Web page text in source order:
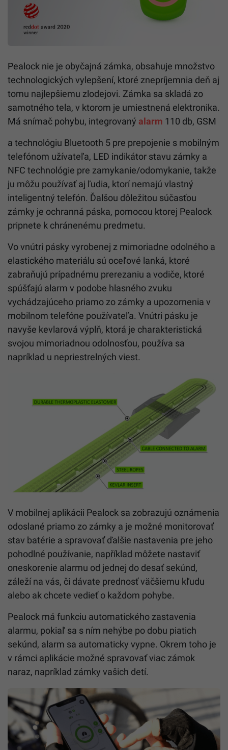
Pealock nie je obyčajná zámka, obsahuje množstvo
technologických vylepšení, ktoré znepríjemnia deň aj
tomu najlepšiemu zlodejovi. Zámka sa skladá zo
samotného tela, v ktorom je umiestnená elektronika.
Má snímač pohybu, integrovaný alarm 110 db, GSM
a technológiu Bluetooth 5 pre prepojenie s mobilným
telefónom užívateľa, LED indikátor stavu zámky a
NFC technológie pre zamykanie/odomykanie, takže
ju môžu používať aj ľudia, ktorí nemajú vlastný
inteligentný telefón. Ďalšou dôležitou súčasťou
zámky je ochranná páska, pomocou ktorej Pealock
pripnete k chránenému predmetu.
Vo vnútri pásky vyrobenej z mimoriadne odolného a
elastického materiálu sú oceľové lanká, ktoré
zabraňujú prípadnému prerezaniu a vodiče, ktoré
spúšťajú alarm v podobe hlasného zvuku
vychádzajúceho priamo zo zámky a upozornenia v
mobilnom telefóne používateľa. Vnútri pásku je
navyše kevlarová výplň, ktorá je charakteristická
svojou mimoriadnou odolnosťou, používa sa
napríklad u nepriestrelných viest.
V mobilnej aplikácii Pealock sa zobrazujú oznámenia
odoslané priamo zo zámky a je možné monitorovať
stav batérie a spravovať ďalšie nastavenia pre jeho
pohodlné používanie, například môžete nastaviť
oneskorenie alarmu od jednej do desať sekúnd,
záleží na vás, či dávate prednosť väčšiemu kľudu
alebo ak chcete vedieť o každom pohybe.
Pealock má funkciu automatického zastavenia
alarmu, pokiaľ sa s ním nehýbe po dobu piatich
sekúnd, alarm sa automaticky vypne. Okrem toho je
v rámci aplikácie možné spravovať viac zámok
naraz, napríklad zámky vašich detí.